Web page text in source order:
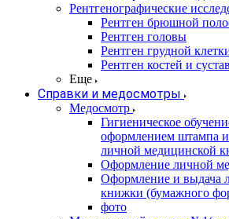
Рентгенографические
Рентген брюшной
Рентген головы
Рентген грудной
Рентген костей и
Еще
Справки и медосмотры
Медосмотр
Гигиеническое
оформлением штампа
личной медицинской
Оформление личной
Оформление и выдача
книжки (бумажного
фото